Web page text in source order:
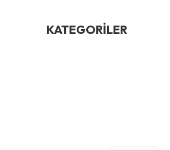
Krem
KATEGORİLER